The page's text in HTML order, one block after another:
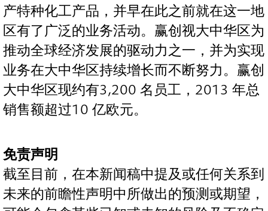
产特种化工产品，并早在此之前就在这一地
区有了广泛的业务活动。赢创视大中华区为
推动全球经济发展的驱动力之一，并为实现
业务在大中华区持续增长而不断努力。赢创
大中华区现约有3,200 名员工，2013 年总
销售额超过10 亿欧元。
免责声明
截至目前，在本新闻稿中提及或任何关系到
未来的前瞻性声明中所做出的预测或期望，